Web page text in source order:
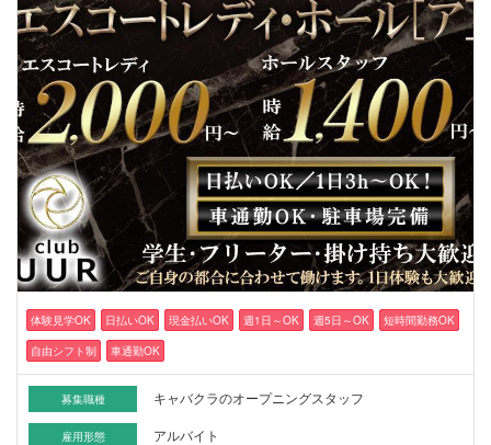
体験見学OK 日払いOK 現金払いOK 週1日～OK 週5日～OK
短時間勤務OK
自由シフト制
車通勤OK
募集職種 キャバクラのオープニングスタッフ
雇用形態 アルバイト